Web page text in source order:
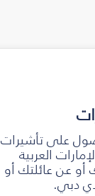
على تأشيرات
العربية
أو عن عائلتك أو
دبي.